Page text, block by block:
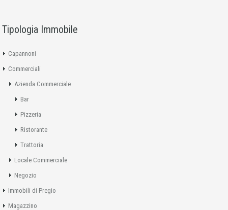
Tipologia Immobile
Capannoni
Commerciali
Azienda Commerciale
Bar
Pizzeria
Ristorante
Trattoria
Locale Commerciale
Negozio
Immobili di Pregio
Magazzino